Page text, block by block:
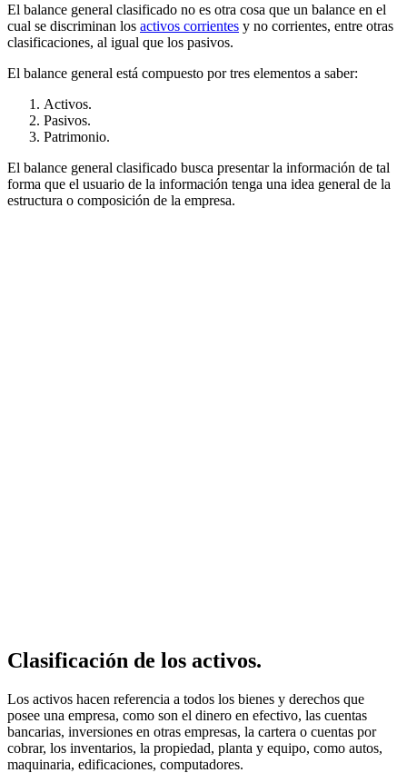
El balance general clasificado no es otra cosa que un balance en el
cual se discriminan los activos corrientes y no corrientes, entre otras
clasificaciones, al igual que los pasivos.
El balance general está compuesto por tres elementos a saber:
Activos.
Pasivos.
Patrimonio.
El balance general clasificado busca presentar la información de tal
forma que el usuario de la información tenga una idea general de la
estructura o composición de la empresa.
Clasificación de los activos.
Los activos hacen referencia a todos los bienes y derechos que
posee una empresa, como son el dinero en efectivo, las cuentas
bancarias, inversiones en otras empresas, la cartera o cuentas por
cobrar, los inventarios, la propiedad, planta y equipo, como autos,
maquinaria, edificaciones, computadores.